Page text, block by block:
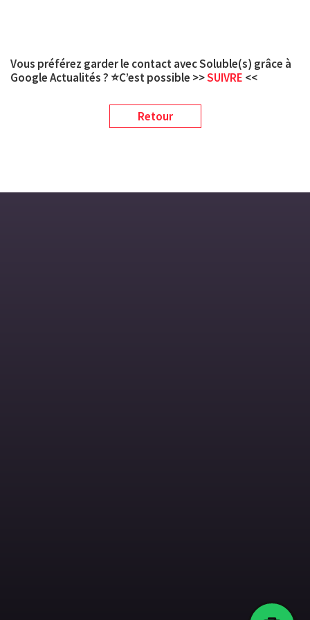
Vous préférez garder le contact avec Soluble(s) grâce à
Google Actualités ? ⭐C’est possible >>SUIVRE <<
Retour